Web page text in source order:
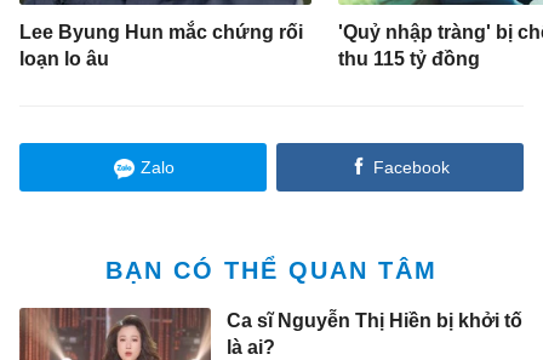
Lee Byung Hun mắc chứng rối
loạn lo âu
'Quỷ nhập tràng' bị
thu 115 tỷ đồng
Zalo Facebook
BẠN CÓ THỂ QUAN TÂM
Ca sĩ Nguyễn Thị Hiền bị khởi tố
là ai?